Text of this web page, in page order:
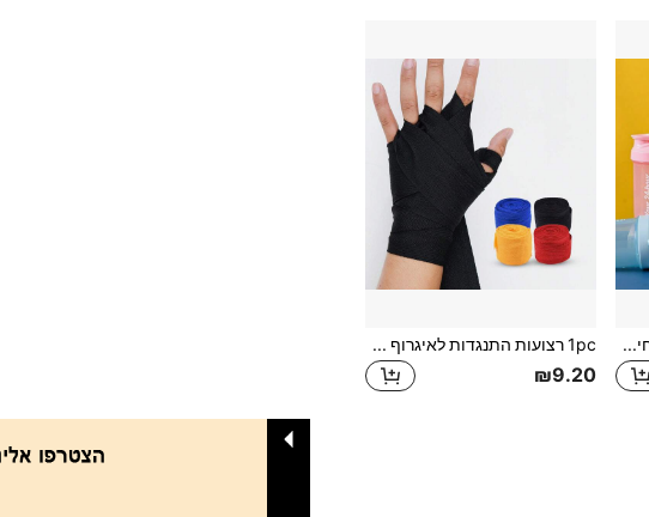
בקבוק שייקר אבקת חלבון 1 יחידה, כוס מיקסר שייק להחלפת ארוחה, בקבוק מים ספורט, קיבולת גדולה, נייד, נשלח צבע אקראי 1pc רצועות התנגדות לאיגרוף מקצועיות, רצועת התנגדות לכושר ספורטיבי, רצועת תמיכה אלסטית לאיגרוף
₪9.20